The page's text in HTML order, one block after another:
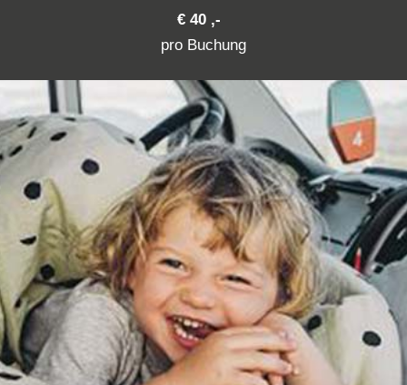
€ 40 ,-
pro Buchung